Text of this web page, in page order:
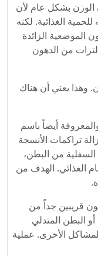
الوزن بشكل عام لأن
الغذائية. لكنه
الموضعية الزائدة
لترات من الدهون
وهذا يعني أن هناك
أيضاً باسم
تراكمات الأنسجة
السفلية من البطن،
الغذائي. الهدف من
قريبين جداً من
البطن المتدلي
الأخرى. عملية